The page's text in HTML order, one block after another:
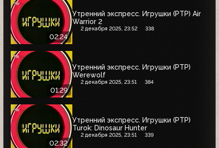
02:24
Утренний экспресс. Игрушки (РТР) Air
Warrior 2
2 декабря 2025, 23:52 338
01:29
Утренний экспресс. Игрушки (РТР)
Werewolf
2 декабря 2025, 23:51 384
02:32
Утренний экспресс. Игрушки (РТР)
Turok: Dinosaur Hunter
2 декабря 2025, 23:51 339